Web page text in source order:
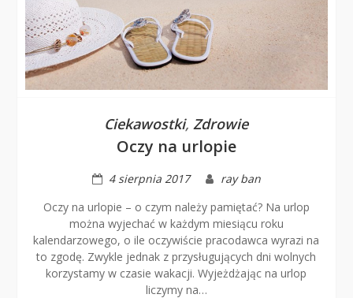
Ciekawostki, Zdrowie
Oczy na urlopie
4 sierpnia 2017
ray ban
Oczy na urlopie – o czym należy pamiętać? Na urlop
można wyjechać w każdym miesiącu roku
kalendarzowego, o ile oczywiście pracodawca wyrazi na
to zgodę. Zwykle jednak z przysługujących dni wolnych
korzystamy w czasie wakacji. Wyjeżdżając na urlop
liczymy na…